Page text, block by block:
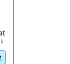
do koszyka